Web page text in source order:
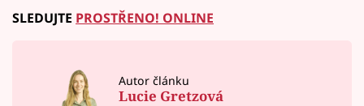
SLEDUJTE PROSTŘENO! ONLINE
Autor článku
Lucie Gretzová